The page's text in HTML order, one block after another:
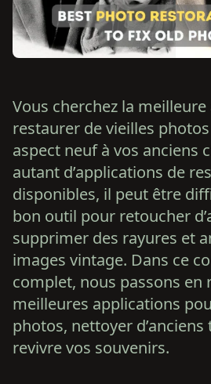
Vous cherchez la
restaurer de vieilles
aspect neuf à vos anciens
autant d’applications de
disponibles, il peut être
bon outil pour retoucher
supprimer des rayures et
images vintage. Dans ce
complet, nous passons en
meilleures applications
photos, nettoyer
revivre vos souvenirs.